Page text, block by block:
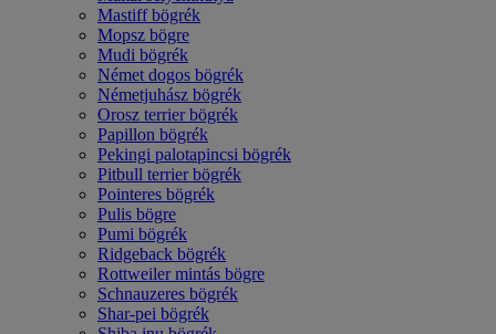
Mastiff bögrék
Mopsz bögre
Mudi bögrék
Német dogos bögrék
Németjuhász bögrék
Orosz terrier bögrék
Papillon bögrék
Pekingi palotapincsi bögrék
Pitbull terrier bögrék
Pointeres bögrék
Pulis bögre
Pumi bögrék
Ridgeback bögrék
Rottweiler mintás bögre
Schnauzeres bögrék
Shar-pei bögrék